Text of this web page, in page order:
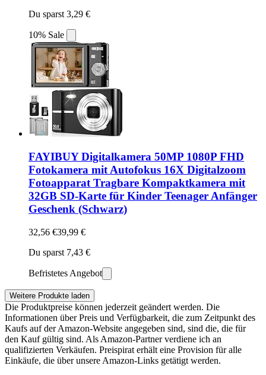
Du sparst 3,29 €
10% Sale
FAYIBUY Digitalkamera 50MP 1080P FHD
Fotokamera mit Autofokus 16X Digitalzoom
Fotoapparat Tragbare Kompaktkamera mit
32GB SD-Karte für Kinder Teenager Anfänger
Geschenk (Schwarz)
32,56 €39,99 €
Du sparst 7,43 €
Befristetes Angebot
Weitere Produkte laden
Die Produktpreise können jederzeit geändert werden. Die
Informationen über Preis und Verfügbarkeit, die zum Zeitpunkt des
Kaufs auf der Amazon-Website angegeben sind, sind die, die für
den Kauf gültig sind. Als Amazon-Partner verdiene ich an
qualifizierten Verkäufen. Preispirat erhält eine Provision für alle
Einkäufe, die über unsere Amazon-Links getätigt werden.